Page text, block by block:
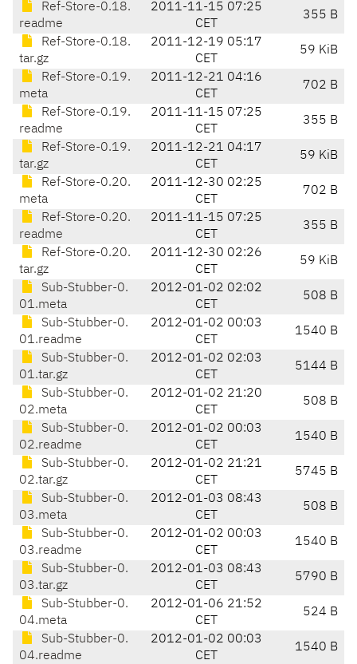
Ref-Store-0.18.
readme
2011-11-15 07:25
CET
355 B
Ref-Store-0.18.
tar.gz
2011-12-19 05:17
CET
59 KiB
Ref-Store-0.19.
meta
2011-12-21 04:16
CET
702 B
Ref-Store-0.19.
readme
2011-11-15 07:25
CET
355 B
Ref-Store-0.19.
tar.gz
2011-12-21 04:17
CET
59 KiB
Ref-Store-0.20.
meta
2011-12-30 02:25
CET
702 B
Ref-Store-0.20.
readme
2011-11-15 07:25
CET
355 B
Ref-Store-0.20.
tar.gz
2011-12-30 02:26
CET
59 KiB
Sub-Stubber-0.
01.meta
2012-01-02 02:02
CET
508 B
Sub-Stubber-0.
01.readme
2012-01-02 00:03
CET
1540 B
Sub-Stubber-0.
01.tar.gz
2012-01-02 02:03
CET
5144 B
Sub-Stubber-0.
02.meta
2012-01-02 21:20
CET
508 B
Sub-Stubber-0.
02.readme
2012-01-02 00:03
CET
1540 B
Sub-Stubber-0.
02.tar.gz
2012-01-02 21:21
CET
5745 B
Sub-Stubber-0.
03.meta
2012-01-03 08:43
CET
508 B
Sub-Stubber-0.
03.readme
2012-01-02 00:03
CET
1540 B
Sub-Stubber-0.
03.tar.gz
2012-01-03 08:43
CET
5790 B
Sub-Stubber-0.
04.meta
2012-01-06 21:52
CET
524 B
Sub-Stubber-0.
04.readme
2012-01-02 00:03
CET
1540 B